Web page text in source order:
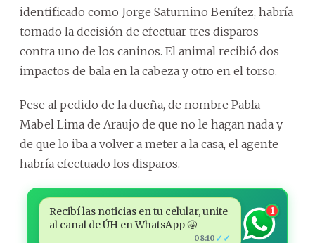
identificado como Jorge Saturnino Benítez, habría
tomado la decisión de efectuar tres disparos
contra uno de los caninos. El animal recibió dos
impactos de bala en la cabeza y otro en el torso.
Pese al pedido de la dueña, de nombre Pabla
Mabel Lima de Araujo de que no le hagan nada y
de que lo iba a volver a meter a la casa, el agente
habría efectuado los disparos.
Recibí las noticias en tu celular, unite
al canal de ÚH en WhatsApp 🤩
08:10 ✓✓
1